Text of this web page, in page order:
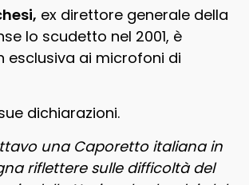
ex direttore generale della
lo scudetto nel 2001, è
esclusiva ai microfoni di
dichiarazioni.
una Caporetto italiana in
riflettere sulle difficoltà del